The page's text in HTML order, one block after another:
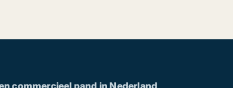
commercieel pand in Nederland